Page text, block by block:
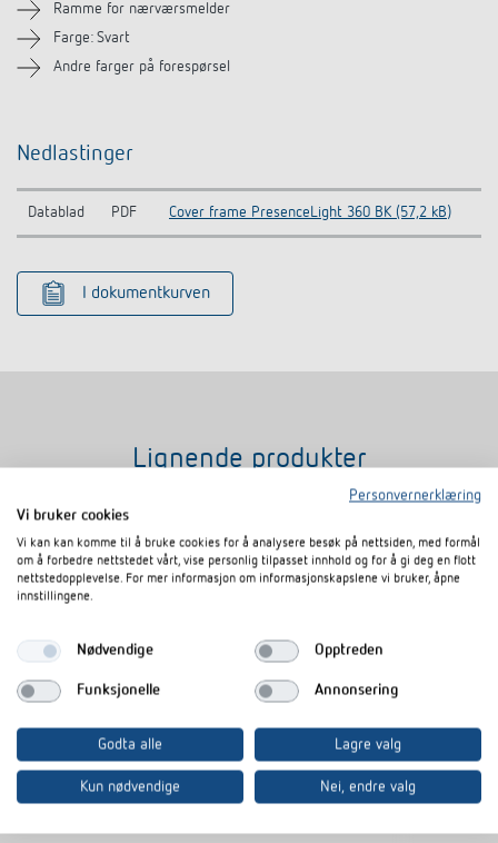
Lignende produkter
Ramme for nærværsmelder
Farge: Svart
Andre farger på forespørsel
Nedlastinger
Datablad PDF Cover frame PresenceLight 360 BK (57,2 kB)
I dokumentkurven
Lignende produkter
Cover frame PresenceLight
180 BK
Artikkel-nr. 9070628
Cover frame
180 SR
Artikkel-nr.
Personvernerklæring
Vi bruker cookies
Vi kan kan komme til å bruke cookies for å analysere besøk på nettsiden, med formål
om å forbedre nettstedet vårt, vise personlig tilpasset innhold og for å gi deg en flott
nettstedopplevelse. For mer informasjon om informasjonskapslene vi bruker, åpne
innstillingene.
Nødvendige Opptreden
Funksjonelle Annonsering
Godta alle Lagre valg
Kun nødvendige Nei, endre valg